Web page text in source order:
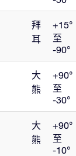
拜
耳
+15°
至
-90°
大
熊
+90°
至
-30°
大
熊
+90°
至
-10°